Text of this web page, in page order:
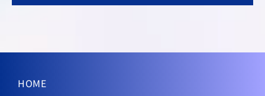
HOME